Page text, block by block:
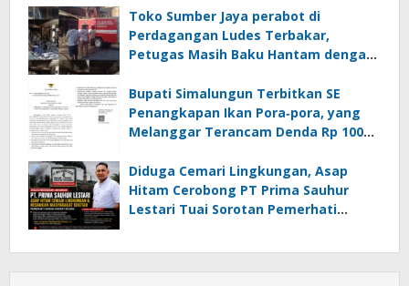
Toko Sumber Jaya perabot di
Perdagangan Ludes Terbakar,
Petugas Masih Baku Hantam dengan
Bupati Simalungun Terbitkan SE
Penangkapan Ikan Pora‑pora, yang
Melanggar Terancam Denda Rp 100
Diduga Cemari Lingkungan, Asap
Hitam Cerobong PT Prima Sauhur
Lestari Tuai Sorotan Pemerhati